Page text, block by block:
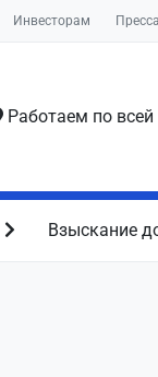
Инвесторам
Работаем по всей
Взыскание